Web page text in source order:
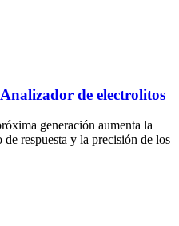
de electrolitos
generación aumenta la
respuesta y la precisión de los